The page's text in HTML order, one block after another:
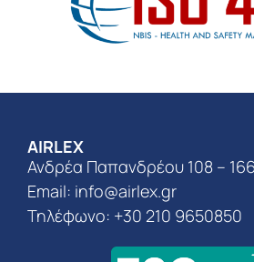
AIRLEX
Ανδρέα Παπανδρέου 108 –
Email: info@airlex.gr
Τηλέφωνο: +30 210 9650850